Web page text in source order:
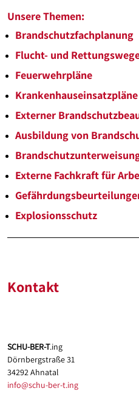
Unsere Themen:
Brandschutzfachplanung
Flucht- und
Feuerwehrpläne
Krankenhauseinsatzpläne
Externer
Ausbildung von
Externe Fachkraft für
Explosionsschutz
Kontakt
SCHU-BER-T.ing
Dörnbergstraße 31
34292 Ahnatal
info@schu-ber-t.ing